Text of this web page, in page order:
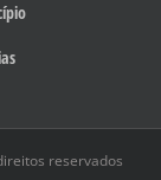
reservados